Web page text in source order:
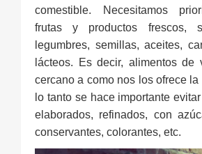
comestible.
Necesitamosp
frutas y productos frescos,
legumbres, semillas, aceites,
lácteos. Es decir, alimentos de
cercano a como nos los ofrece
lo tanto se hace importante
elaborados, refinados, con
conservantes, colorantes, etc.